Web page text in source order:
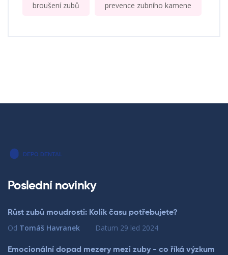
broušení zubů prevence zubního kamene
Poslední novinky
Růst zubů moudrosti: Kolik času potřebujete?
Od Tomáš Havranek Datum 29 led 2024
Emocionální dopad mezery mezi zuby - co říká výzkum